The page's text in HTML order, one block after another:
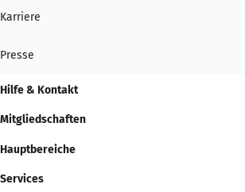
Karriere
Presse
Hilfe & Kontakt
Mitgliedschaften
Hauptbereiche
Services